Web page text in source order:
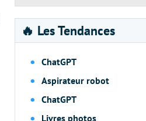
🔥 Les Tendances
ChatGPT
Aspirateur robot
ChatGPT
Livres photos